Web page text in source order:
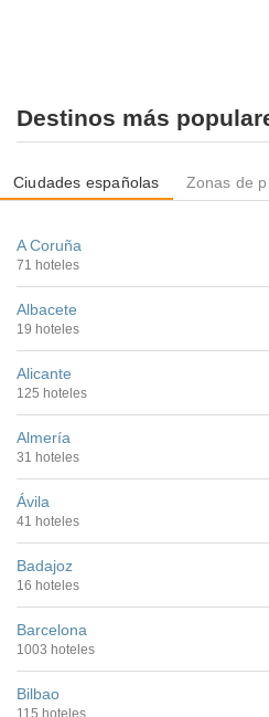
Destinos más
Ciudades españolas Zonas de
A Coruña
71 hoteles
Albacete
19 hoteles
Alicante
125 hoteles
Almería
31 hoteles
Ávila
41 hoteles
Badajoz
16 hoteles
Barcelona
1003 hoteles
Bilbao
115 hoteles